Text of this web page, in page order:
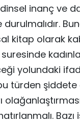
inanç ve
kitap olarak
suresinde
yolundaki
türden şiddete